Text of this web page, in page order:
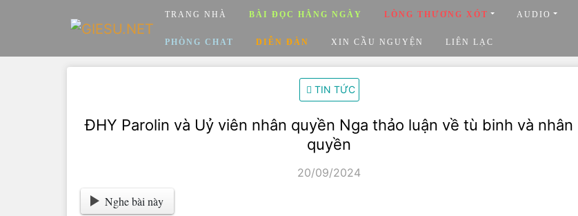
TRANG NHÀ BÀI ĐỌC HẰNG NGÀY LÒNG THƯƠNG XÓT AUDIO
PHÒNG CHAT DIỄN ĐÀN XIN CẦU NGUYỆN LIÊN LẠC
TIN TỨC
ĐHY Parolin và Uỷ viên nhân quyền Nga thảo luận về tù binh và nhân
quyền
20/09/2024
Nghe bài này